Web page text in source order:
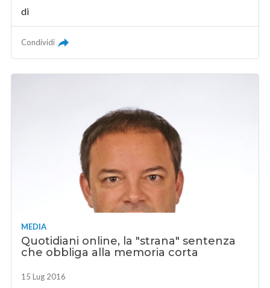
di
Condividi
MEDIA
Quotidiani online, la "strana" sentenza
che obbliga alla memoria corta
15 Lug 2016